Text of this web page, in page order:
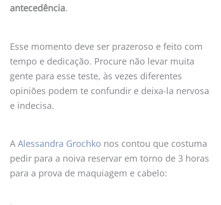
antecedência.
Esse momento deve ser prazeroso e feito com
tempo e dedicação. Procure não levar muita
gente para esse teste, às vezes diferentes
opiniões podem te confundir e deixa-la nervosa
e indecisa.
A Alessandra Grochko nos contou que costuma
pedir para a noiva reservar em torno de 3 horas
para a prova de maquiagem e cabelo: